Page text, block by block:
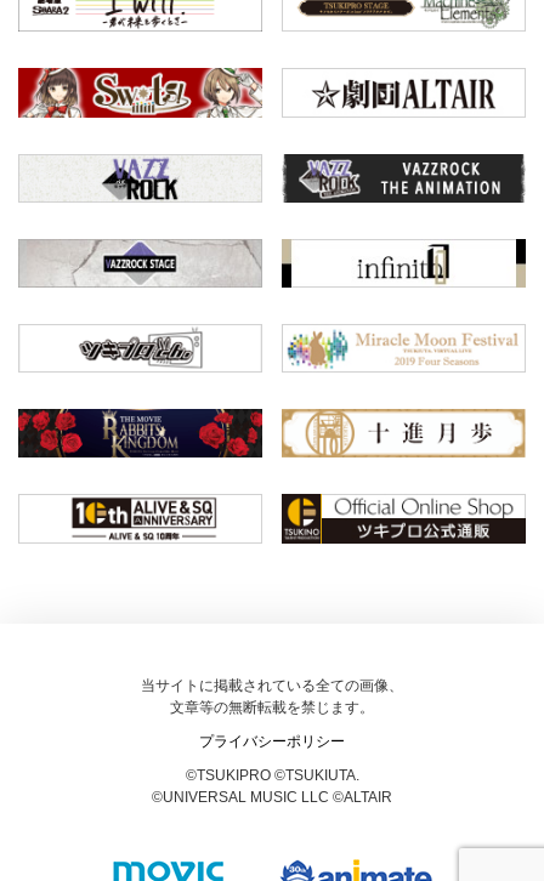
当サイトに掲載されている全ての画像、
文章等の無断転載を禁じます。
プライバシーポリシー
©TSUKIPRO ©TSUKIUTA.
©UNIVERSAL MUSIC LLC ©ALTAIR